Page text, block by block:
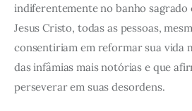
indiferentemente no banho sagrado
Jesus Cristo, todas as pessoas,
consentiriam em reformar sua vida
das infâmias mais notórias e que
perseverar em suas desordens.